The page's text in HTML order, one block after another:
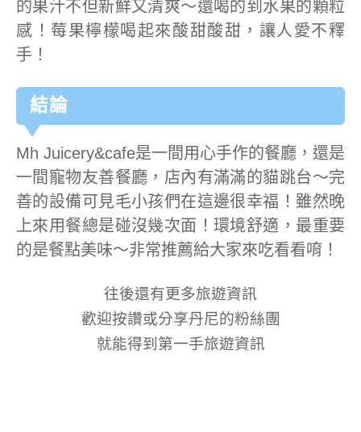
的果汁不但新鮮又清爽～還喝的到水果的顆粒
感！莓果檸檬喝起來酸甜酸甜，讓人愛不釋
手！
結論
Mh Juicery&cafe是一間用心手作的餐廳，還是
一間寵物友善餐廳，店內有滿滿的貓跳台～完
善的設備可見毛小孩們在這邊很幸福！雖然晚
上來用餐總是碰沒幾次面！環境舒適，最重要
的是餐點美味～非常推薦給大家來吃看看唷！
往後還有更多旅遊資訊
歡迎按讚或分享丹尼的粉絲團
就能得到第一手旅遊資訊